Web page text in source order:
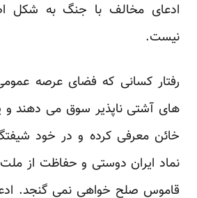
ادعای مخالف با جنگ به شکل
نیست.
رفتار کسانی که فضای عرصه
های آشتی ناپذیر سوق می دهند و
خائن معرفی کرده و در خود
نماد ایران دوستی و حفاظت از
قاموس صلح خواهی نمی گنجد. ادعا